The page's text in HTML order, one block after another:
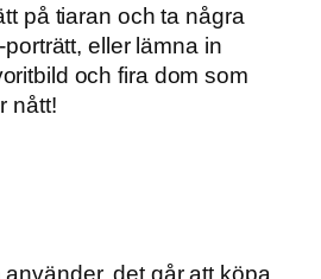
på tiaran och ta några
eller lämna in
och fira dom som
nått!
det går att köpa